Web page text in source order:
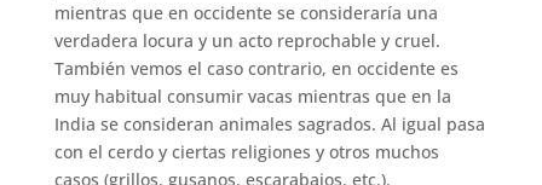
mientras que en occidente se consideraría una
verdadera locura y un acto reprochable y cruel.
También vemos el caso contrario, en occidente es
muy habitual consumir vacas mientras que en la
India se consideran animales sagrados. Al igual pasa
con el cerdo y ciertas religiones y otros muchos
casos (grillos, gusanos, escarabajos, etc.).